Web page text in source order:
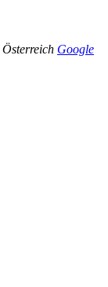
Österreich Google